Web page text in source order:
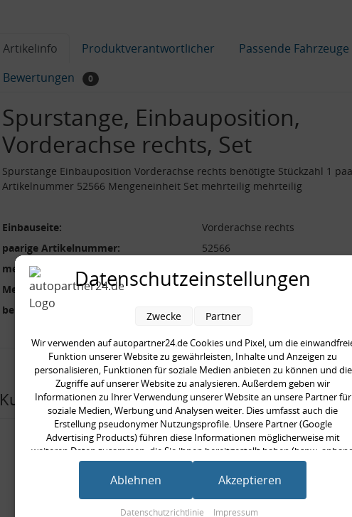
Artikelinfo Produktverantwortlicher
Passende Fahrzeuge
Bewertungen
0
Spurstange, Einbauposition,
Vorderachse rechts, Set
Spurstange Einbauposition Vorderachse rechts benötigte Stückzahl 1
Artikelnummer 52566 Mengeneinheit Set mehrteilig mehrteilig
Einbauseite:
Vorderachse rechts
paarige Artikelnummer:
52566
mehrteilig:
mehrteilig
Mengeneinheit:
Set
benötigte Stückzahl:
1
Kunden kauften auch
Datenschutzeinstellungen
Wir verwenden auf autopartner24.de Cookies und Pixel, um die
Funktion unserer Website zu gewährleisten, Inhalte und Anzeigen zu
personalisieren, Funktionen für soziale Medien anbieten zu können und die
Zugriffe auf unserer Website zu analysieren. Außerdem geben wir
Informationen zu Ihrer Verwendung unserer Website an unsere Partner für
soziale Medien, Werbung und Analysen weiter. Dies umfasst auch die
Erstellung pseudonymer Nutzungsprofile. Unsere Partner (Google
Advertising Products) führen diese Informationen möglicherweise mit
weiteren Daten zusammen, die Sie ihnen bereitgestellt haben (bspw.
eines persönlichen Accounts) oder welche sie im Rahmen Ihrer Nutzung der
Dienste gesammelt haben (bspw. Nutzungsdaten anderer Geräte). Ihre
Einwilligung zur Nutzung von Cookies und Pixeln können Sie jederzeit
Datenschutzrichtlinie Impressum
Zwecke Partner
Ablehnen Akzeptieren